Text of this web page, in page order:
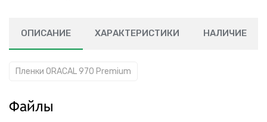
ОПИСАНИЕ ХАРАКТЕРИСТИКИ НАЛИЧИЕ
Пленки ORACAL 970 Premium
Файлы